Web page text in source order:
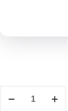
товара